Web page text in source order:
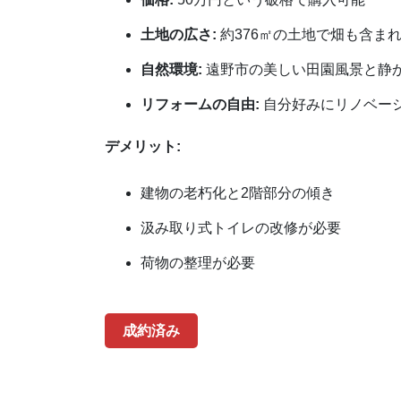
土地の広さ: 約376㎡の土地で畑も含ま
自然環境: 遠野市の美しい田園風景と静
リフォームの自由: 自分好みにリノベー
デメリット:
建物の老朽化と2階部分の傾き
汲み取り式トイレの改修が必要
荷物の整理が必要
成約済み​